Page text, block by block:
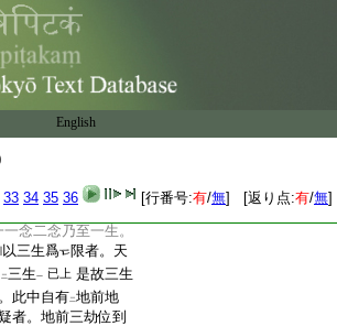
English
33 34 35 36 [行番号:有/無] [返り点:有/無]
一。故法華本佛。是理祕
事理倶密之佛也。是
惟一實境界
結 密印 。口不 眞言
行人一 者。纔結一一印一以
利 一切衆生 。況得
4 同 於眞佛 乎。故三密
源。唯在
二教差別也 二左
一念二念乃至一生。
以三生爲
限者。天
二三生一 已上 是故三生
此中自有二地前地
者。地前三劫位到